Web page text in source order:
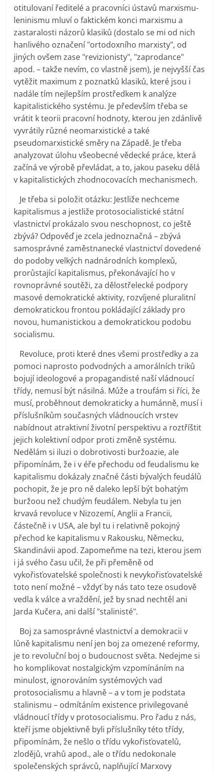
otitulovaní ředitelé a pracovníci ústavů marxismu-
leninismu mluví o faktickém konci marxismu a
zastaralosti názorů klasiků (dostalo se mi od nich
hanlivého označení "ortodoxního marxisty", od
jiných ovšem zase "revizionisty", "zaprodance"
apod. – takže nevím, co vlastně jsem), je nejvyšší čas
vytěžit maximum z poznatků klasiků, které jsou i
nadále tím nejlepším prostředkem k analýze
kapitalistického systému. Je především třeba se
vrátit k teorii pracovní hodnoty, kterou jen zdánlivě
vyvrátily různé neomarxistické a také
pseudomarxistické směry na Západě. Je třeba
analyzovat úlohu všeobecné vědecké práce, která
začíná ve výrobě převládat, a to, jakou paseku dělá
v kapitalistických zhodnocovacích mechanismech.
Je třeba si položit otázku: Jestliže nechceme
kapitalismus a jestliže protosocialistické státní
vlastnictví prokázalo svou neschopnost, co ještě
zbývá? Odpověď je zcela jednoznačná – zbývá
samosprávné zaměstnanecké vlastnictví dovedené
do podoby velkých nadnárodních komplexů,
prorůstající kapitalismus, překonávající ho v
rovnoprávné soutěži, za dělostřelecké podpory
masové demokratické aktivity, rozvíjené pluralitní
demokratickou frontou pokládající základy pro
novou, humanistickou a demokratickou podobu
socialismu.
Revoluce, proti které dnes všemi prostředky a za
pomoci naprosto podvodných a amorálních triků
bojují ideologové a propagandisté naší vládnoucí
třídy, nemusí být násilná. Může a troufám si říci, že
musí, proběhnout demokraticky a humánně, musí i
příslušníkům současných vládnoucích vrstev
nabídnout atraktivní životní perspektivu a roztříštit
jejich kolektivní odpor proti změně systému.
Nedělám si iluzi o dobrotivosti buržoazie, ale
připomínám, že i v éře přechodu od feudalismu ke
kapitalismu dokázaly značné části bývalých feudálů
pochopit, že je pro ně daleko lepší být bohatým
buržoou než chudým feudálem. Nebyla tu jen
krvavá revoluce v Nizozemí, Anglii a Francii,
částečně i v USA, ale byl tu i relativně pokojný
přechod ke kapitalismu v Rakousku, Německu,
Skandinávii apod. Zapomeňme na tezi, kterou jsem
i já svého času učil, že při přeměně od
vykořisťovatelské společnosti k nevykořisťovatelské
toto není možné – vždyť by nás tato teze osudově
vedla k válce a vraždění, jež by snad nechtěl ani
Jarda Kučera, ani další "stalinisté".
Boj za samosprávné vlastnictví a demokracii v
lůně kapitalismu není jen boj za omezené reformy,
je to revoluční boj o budoucnost světa. Nedejme si
ho komplikovat nostalgickým vzpomínáním na
minulost, ignorováním systémových vad
protosocialismu a hlavně – a v tom je podstata
stalinismu – odmítáním existence privilegované
vládnoucí třídy v protosocialismu. Pro řadu z nás,
kteří jsme objektivně byli příslušníky této třídy,
připomínám, že nešlo o třídu vykořisťovatelů,
zlodějů, vrahů apod., ale o třídu nedokonale
společenských správců, naplňující Marxovy